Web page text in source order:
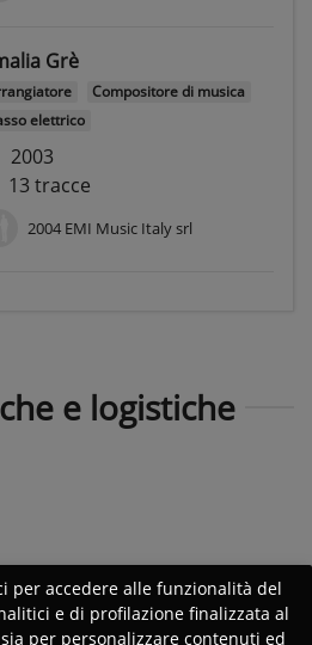
Grè
Compositore di musica
elettrico
2003
13 tracce
2004 EMI Music Italy srl
e logistiche
per accedere alle funzionalità del
e di profilazione finalizzata al
per personalizzare contenuti ed